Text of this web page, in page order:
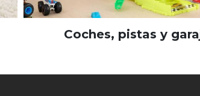
Coches, pistas y